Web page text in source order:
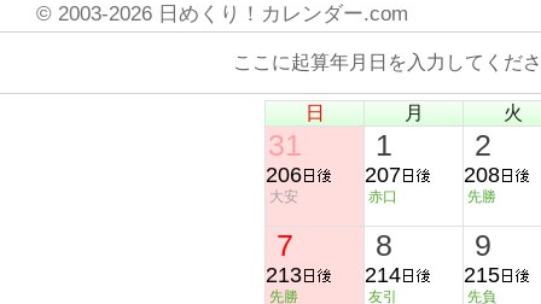
© 2003-2026 日めくり！カレンダー.com
ここに起算年月日を入力してく
日 月 火
31
206
大安
1
207
赤口
2
208
先勝
7
213
先勝
8
214
友引
9
215
先負